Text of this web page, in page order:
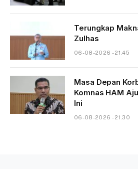
Terungkap
Zulhas
06-08-2026 - 21.45
Masa Depan
Komnas HAM
Ini
06-08-2026 - 21.30